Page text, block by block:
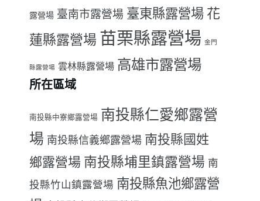
露營場 臺南市露營場 臺東縣露營場 花
蓮縣露營場 苗栗縣露營場 金門
縣露營場 雲林縣露營場 高雄市露營場
所在區域
南投縣中寮鄉露營場 南投縣仁愛鄉露營
場 南投縣信義鄉露營場 南投縣國姓
鄉露營場 南投縣埔里鎮露營場 南
投縣竹山鎮露營場 南投縣魚池鄉露營